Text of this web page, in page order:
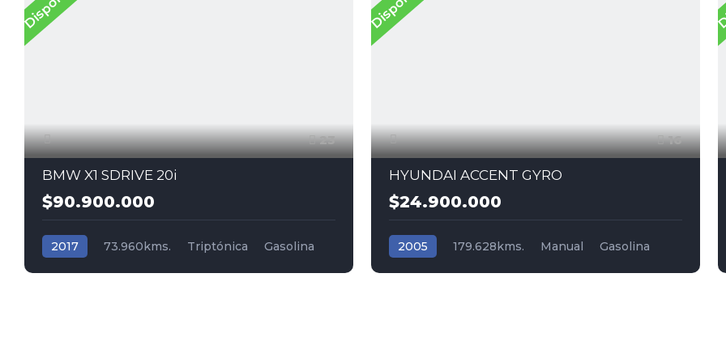
23
BMW X1 SDRIVE 20i
$90.900.000
2017 73.960kms. Triptónica
Gasolina
16
HYUNDAI ACCENT GYRO
$24.900.000
2005 179.628kms. Manual
Gasolina